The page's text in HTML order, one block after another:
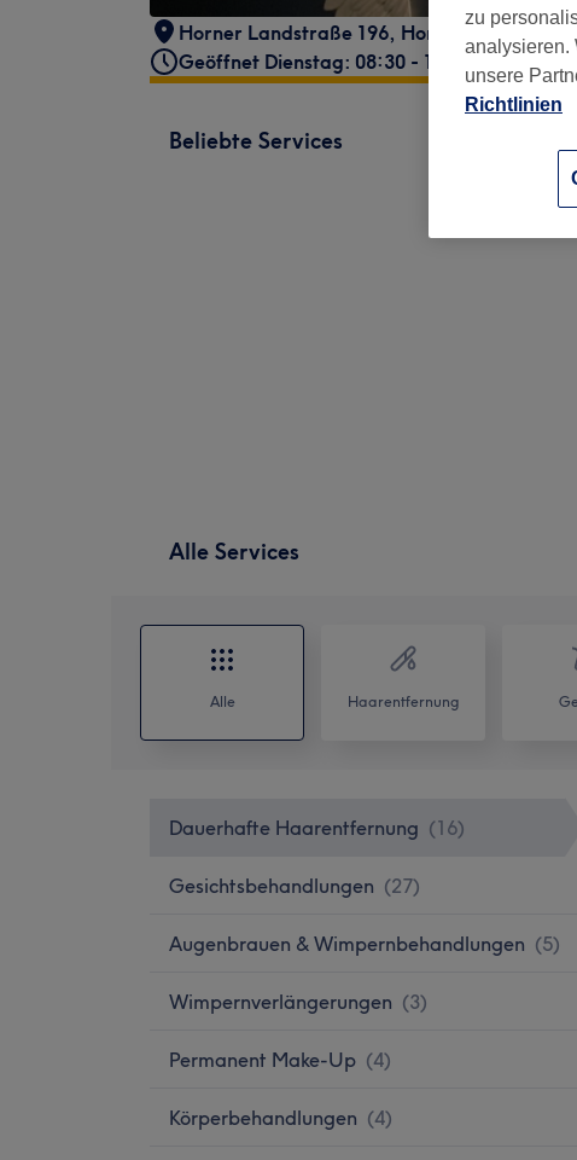
Horner Landstraße 196, Horn Hamburg,
Geöffnet Dienstag: 08:30 - 17:00
Beliebte Services
Alle Services
Alle Haarentfernung
Dauerhafte Haarentfernung (16)
Gesichtsbehandlungen (27)
Augenbrauen & Wimpernbehandlungen (5)
Wimpernverlängerungen (3)
Permanent Make-Up (4)
Körperbehandlungen (4)
zu
analysieren.
unsere
Richtlinien